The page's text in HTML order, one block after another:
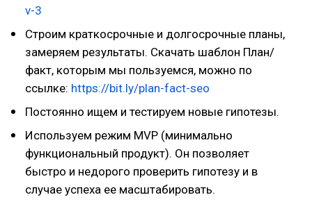
v-3
Строим краткосрочные и долгосрочные планы,
замеряем результаты. Скачать шаблон План/
факт, которым мы пользуемся, можно по
ссылке: https://bit.ly/plan-fact-seo
Постоянно ищем и тестируем новые гипотезы.
Используем режим MVP (минимально
функциональный продукт). Он позволяет
быстро и недорого проверить гипотезу и в
случае успеха ее масштабировать.